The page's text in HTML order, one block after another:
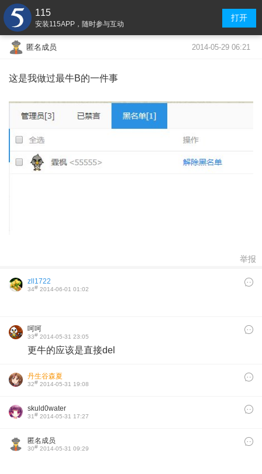
115
安装115APP，随时参与互动
打开
匿名成员 2014-05-29 06:21
这是我做过最牛B的一件事
举报
zll1722
34# 2014-06-01 01:02
呵呵
33# 2014-05-31 23:05
更牛的应该是直接del
丹生谷森夏
32# 2014-05-31 19:08
skuld0water
31# 2014-05-31 17:27
匿名成员
30# 2014-05-31 09:29